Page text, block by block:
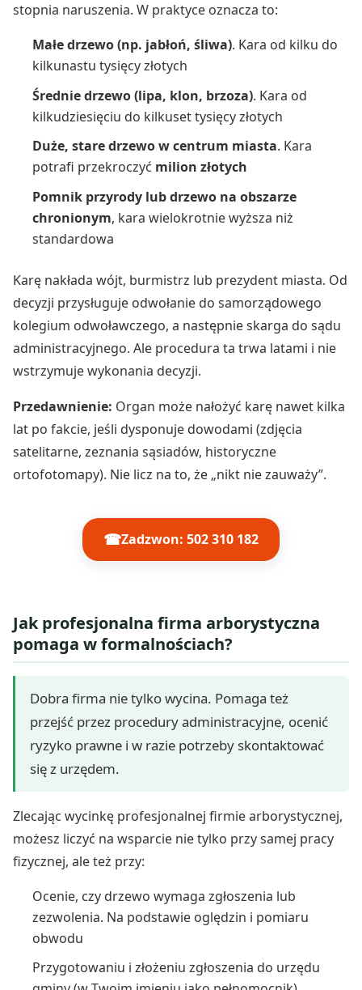
stopnia naruszenia. W praktyce oznacza to:
Małe drzewo (np. jabłoń, śliwa). Kara od kilku do
kilkunastu tysięcy złotych
Średnie drzewo (lipa, klon, brzoza). Kara od
kilkudziesięciu do kilkuset tysięcy złotych
Duże, stare drzewo w centrum miasta. Kara
potrafi przekroczyć milion złotych
Pomnik przyrody lub drzewo na obszarze
chronionym, kara wielokrotnie wyższa niż
standardowa
Karę nakłada wójt, burmistrz lub prezydent miasta. Od
decyzji przysługuje odwołanie do samorządowego
kolegium odwoławczego, a następnie skarga do sądu
administracyjnego. Ale procedura ta trwa latami i nie
wstrzymuje wykonania decyzji.
Przedawnienie: Organ może nałożyć karę nawet kilka
lat po fakcie, jeśli dysponuje dowodami (zdjęcia
satelitarne, zeznania sąsiadów, historyczne
ortofotomapy). Nie licz na to, że „nikt nie zauważy”.
☎Zadzwon: 502 310 182
Jak profesjonalna firma arborystyczna
pomaga w formalnościach?
Dobra firma nie tylko wycina. Pomaga też
przejść przez procedury administracyjne, ocenić
ryzyko prawne i w razie potrzeby skontaktować
się z urzędem.
Zlecając wycinkę profesjonalnej firmie arborystycznej,
możesz liczyć na wsparcie nie tylko przy samej pracy
fizycznej, ale też przy:
Ocenie, czy drzewo wymaga zgłoszenia lub
zezwolenia. Na podstawie oględzin i pomiaru
obwodu
Przygotowaniu i złożeniu zgłoszenia do urzędu